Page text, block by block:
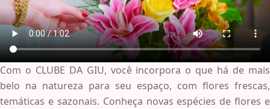
Com o CLUBE DA GIU, você incorpora o que há de mais
belo na natureza para seu espaço, com flores frescas,
temáticas e sazonais. Conheça novas espécies de flores e